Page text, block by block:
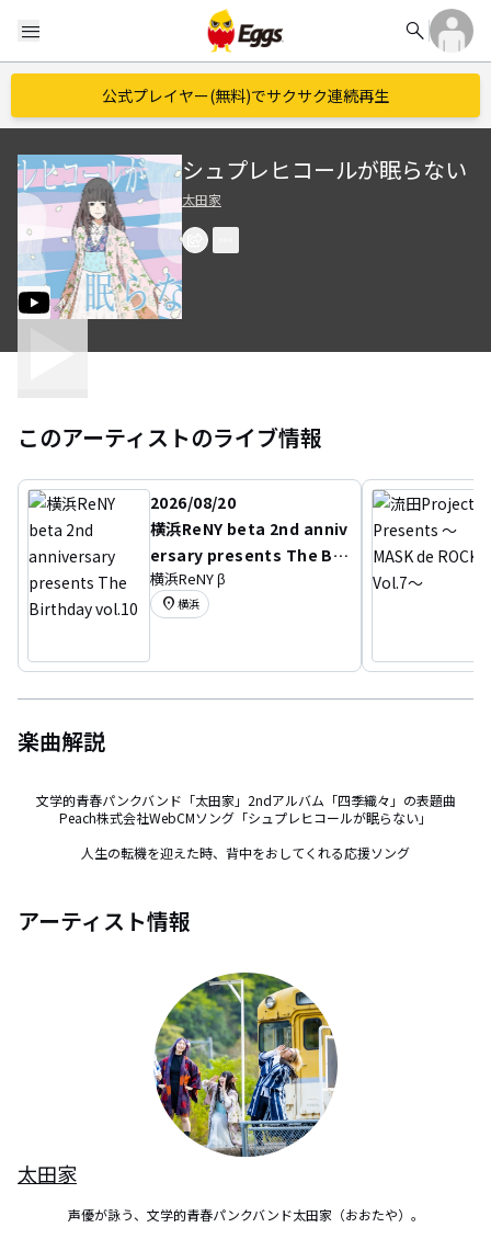
menu search
公式プレイヤー(無料)でサクサク連続再生
シュプレヒコールが眠らない
太田家
このアーティストのライブ情報
2026/08/20
横浜ReNY beta 2nd anniv
ersary presents The Bir
thday vol.10
横浜ReNY β
location_on 横浜
楽曲解説
文学的青春パンクバンド「太田家」2ndアルバム「四季織々」の表題曲
Peach株式会社WebCMソング「シュプレヒコールが眠らない」
人生の転機を迎えた時、背中をおしてくれる応援ソング
アーティスト情報
太田家
声優が詠う、文学的青春パンクバンド太田家（おおたや）。